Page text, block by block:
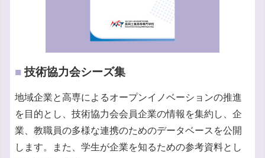
■技術協力会シーズ集
地域企業と高専によるオープンイノベーションの推進
を目的とし、技術協力会会員企業の情報を集約し、企
業、教職員の多様な連携のためのデータベースを公開
します。また、学生が企業を知るための参考資料とし